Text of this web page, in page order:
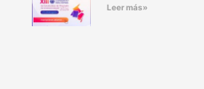
Leer más»